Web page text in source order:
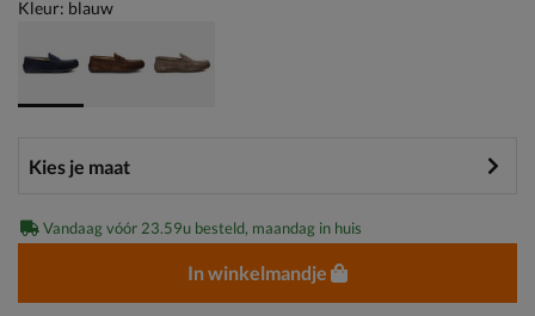
Kleur: blauw
Vandaag vóór 23.59u besteld, maandag in huis
In winkelmandje